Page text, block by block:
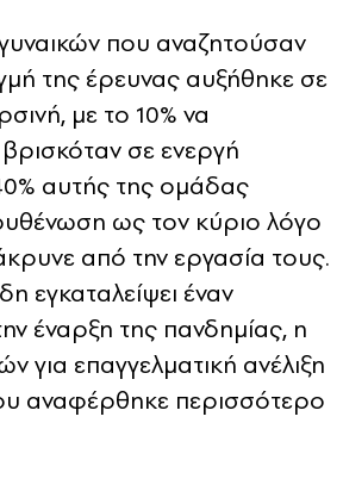
που αναζητούσαν
της έρευνας αυξήθηκε σε
με το 10% να
βρισκόταν σε ενεργή
αυτής της ομάδας
ως τον κύριο λόγο
από την εργασία τους.
εγκαταλείψει έναν
έναρξη της πανδημίας, η
για επαγγελματική ανέλιξη
αναφέρθηκε περισσότερο